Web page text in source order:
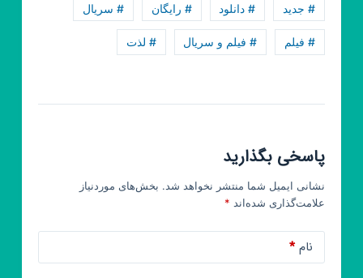
# جدید # دانلود # رایگان # سریال
# فیلم # فیلم و سریال # لذت
پاسخی بگذارید
نشانی ایمیل شما منتشر نخواهد شد. بخش‌های موردنیاز
علامت‌گذاری شده‌اند *
نام*